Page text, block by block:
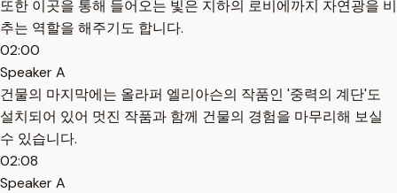
또한 이곳을 통해 들어오는 빛은 지하의 로비에까지 자연광을 비
추는 역할을 해주기도 합니다.
02:00
Speaker A
건물의 마지막에는 올라퍼 엘리아슨의 작품인 '중력의 계단'도
설치되어 있어 멋진 작품과 함께 건물의 경험을 마무리해 보실
수 있습니다.
02:08
Speaker A